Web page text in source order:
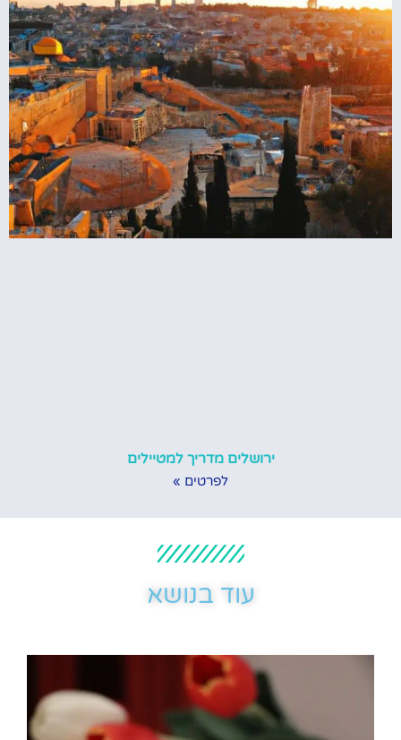
ירושלים מדריך למטיילים
לפרטים »
עוד בנושא